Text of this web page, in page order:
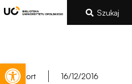
Otwórz pasek narzędzi
Szukaj
Import 16/12/2016